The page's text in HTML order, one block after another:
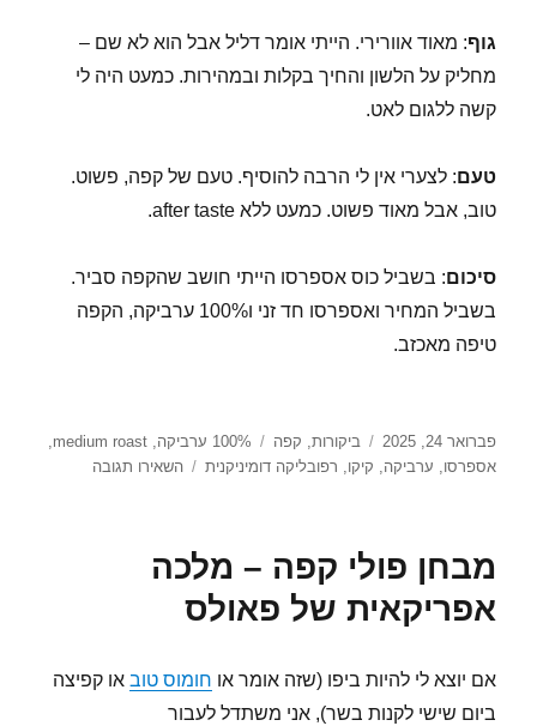
גוף: מאוד אוורירי. הייתי אומר דליל אבל הוא לא שם –
מחליק על הלשון והחיך בקלות ובמהירות. כמעט היה לי
קשה ללגום לאט.
טעם: לצערי אין לי הרבה להוסיף. טעם של קפה, פשוט.
טוב, אבל מאוד פשוט. כמעט ללא after taste.
סיכום: בשביל כוס אספרסו הייתי חושב שהקפה סביר.
בשביל המחיר ואספרסו חד זני ו100% ערביקה, הקפה
טיפה מאכזב.
פורסם
בתאריך
פברואר 24, 2025 קטגוריות
ביקורות, קפה תגיות
100% ערביקה ,
medium roast
,
אספרסו, ערביקה, קיקו, רפובליקה דומיניקנית השאירו תגובה
דומיניקנית
מבחן פולי קפה – מלכה
אפריקאית של פאולס
אם יוצא לי להיות ביפו (שזה אומר או חומוס טוב או קפיצה
ביום שישי לקנות בשר), אני משתדל לעבור